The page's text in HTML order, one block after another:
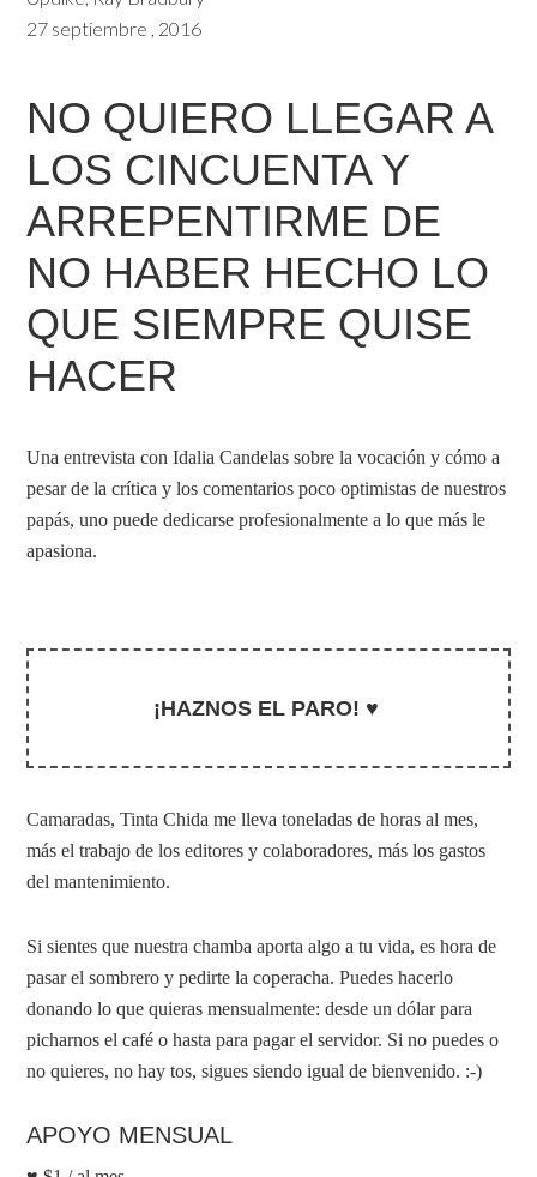
27 septiembre , 2016
NO QUIERO LLEGAR A
LOS CINCUENTA Y
ARREPENTIRME DE
NO HABER HECHO LO
QUE SIEMPRE QUISE
HACER
Una entrevista con Idalia Candelas sobre la vocación y cómo a
pesar de la crítica y los comentarios poco optimistas de nuestros
papás, uno puede dedicarse profesionalmente a lo que más le
apasiona.
¡HAZNOS EL PARO! ♥
Camaradas, Tinta Chida me lleva toneladas de horas al mes,
más el trabajo de los editores y colaboradores, más los gastos
del mantenimiento.
Si sientes que nuestra chamba aporta algo a tu vida, es hora de
pasar el sombrero y pedirte la coperacha. Puedes hacerlo
donando lo que quieras mensualmente: desde un dólar para
picharnos el café o hasta para pagar el servidor. Si no puedes o
no quieres, no hay tos, sigues siendo igual de bienvenido. :-)
APOYO MENSUAL